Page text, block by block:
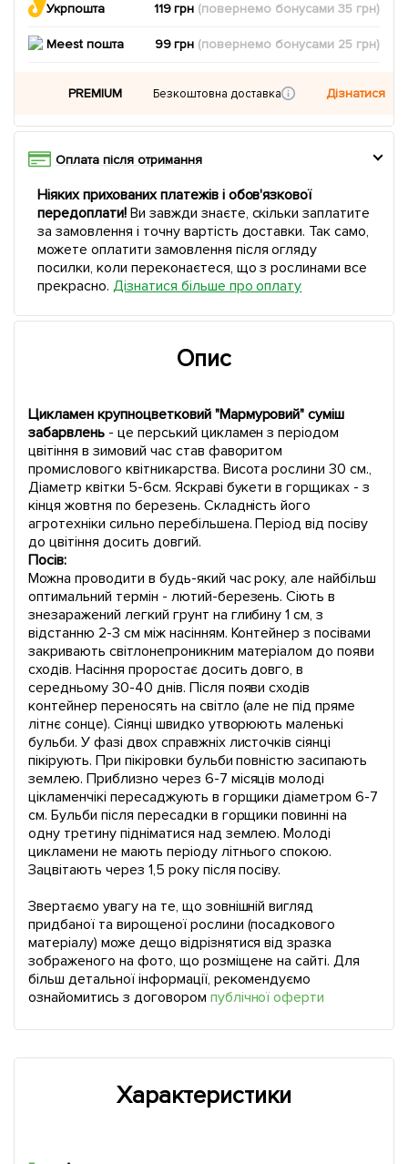
Укрпошта 119 грн (повернемо бонусами35 грн)
Meest пошта 99 грн (повернемо бонусами 25 грн)
PREMIUM Безкоштовна доставка Дізнатися
Оплата після отримання
Ніяких прихованих платежів і обов'язкової
передоплати!Ви завжди знаєте, скільки заплатите
за замовлення і точну вартість доставки. Так само,
можете оплатити замовлення після огляду
посилки, коли переконаєтеся, що з рослинами все
прекрасно. Дізнатися більше про оплату
Опис
Цикламен крупноцветковий "Мармуровий" суміш
забарвлень - це перський цикламен з періодом
цвітіння в зимовий час став фаворитом
промислового квітникарства. Висота рослини 30 см.,
Діаметр квітки 5-6см. Яскраві букети в горщиках - з
кінця жовтня по березень. Складність його
агротехніки сильно перебільшена. Період від посіву
до цвітіння досить довгий.
Посів:
Можна проводити в будь-який час року, але найбільш
оптимальний термін - лютий-березень. Сіють в
знезаражений легкий грунт на глибину 1 см, з
відстанню 2-3 см між насінням. Контейнер з посівами
закривають світлонепроникним матеріалом до появи
сходів. Насіння проростає досить довго, в
середньому 30-40 днів. Після появи сходів
контейнер переносять на світло (але не під пряме
літнє сонце). Сіянці швидко утворюють маленькі
бульби. У фазі двох справжніх листочків сіянці
пікірують. При пікіровки бульби повністю засипають
землею. Приблизно через 6-7 місяців молоді
цікламенчікі пересаджують в горщики діаметром 6-7
см. Бульби після пересадки в горщики повинні на
одну третину підніматися над землею. Молоді
цикламени не мають періоду літнього спокою.
Зацвітають через 1,5 року після посіву.
Звертаємо увагу на те, що зовнішній вигляд
придбаної та вирощеної рослини (посадкового
матеріалу) може дещо відрізнятися від зразка
зображеного на фото, що розміщене на сайті. Для
більш детальної інформації, рекомендуємо
ознайомитись з договором публічної оферти
Характеристики